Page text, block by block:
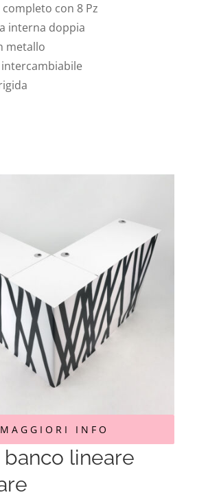
con 8 Pz
interna doppia
metallo
intercambiabile
MAGGIORI INFO
banco lineare